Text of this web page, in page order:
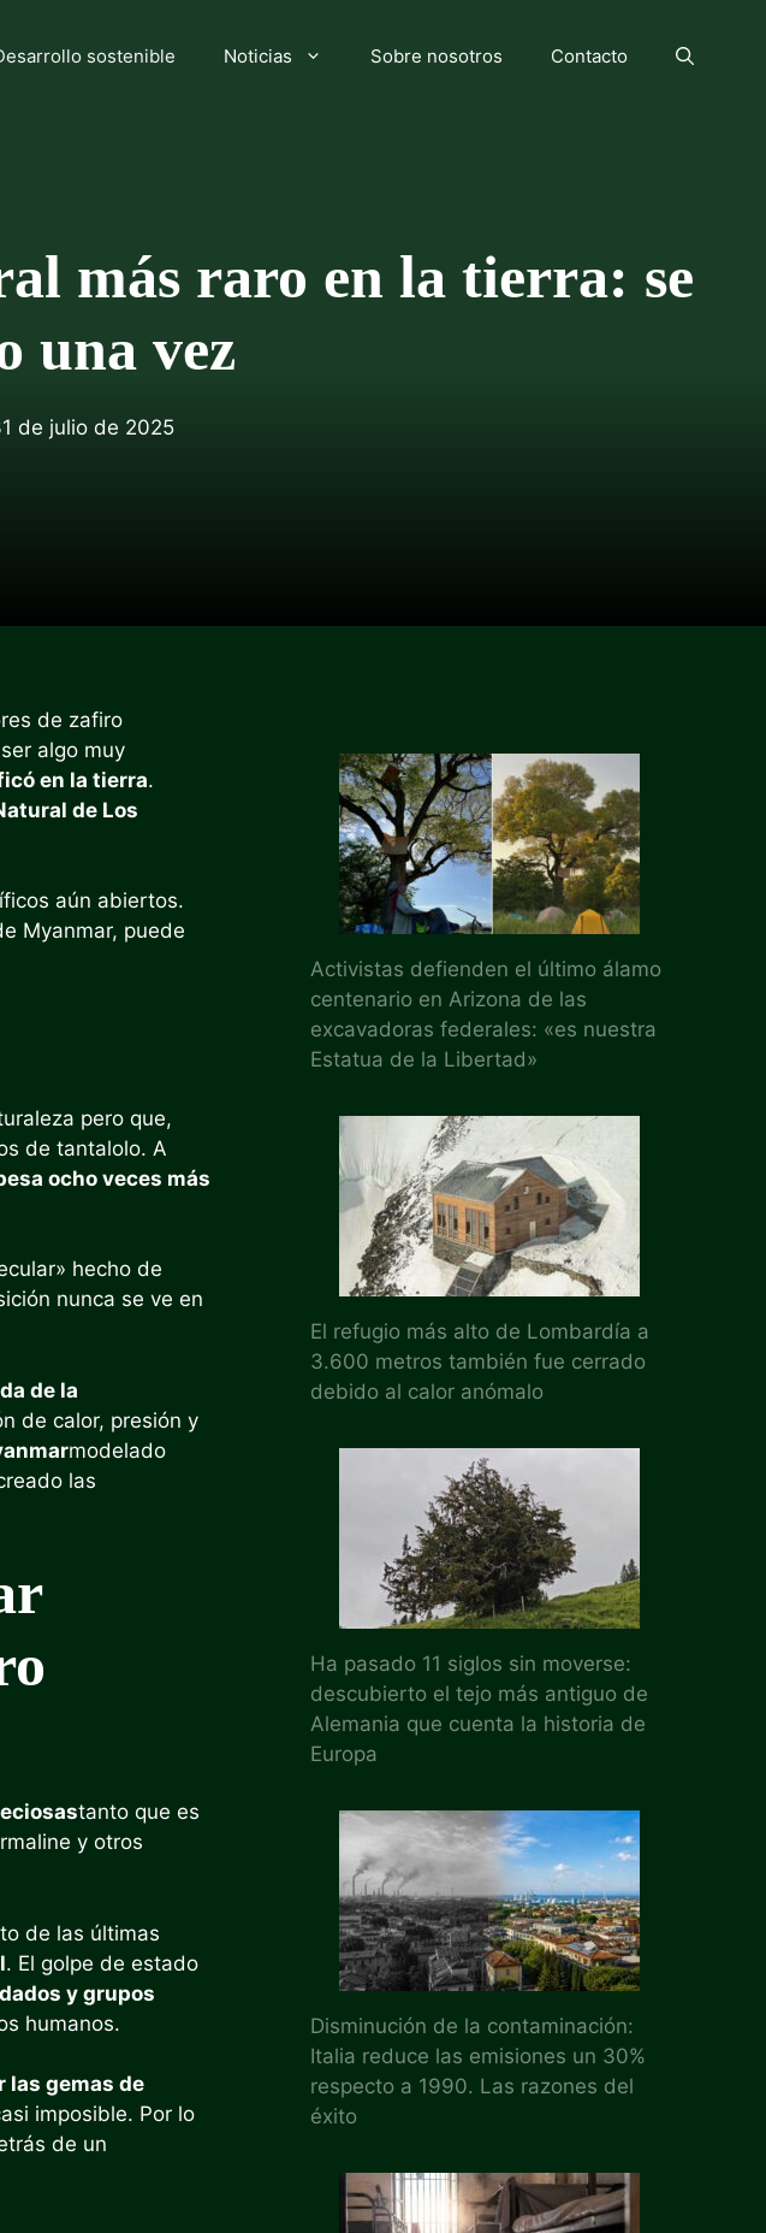
sostenible Noticias Sobre nosotros Contacto
más raro en la tierra: se
una vez
de julio de 2025
de zafiro
algo muy
en la tierra.
de Los
aún abiertos.
Myanmar, puede
pero que,
de tantalolo. A
ocho veces más
hecho de
nunca se ve en
de la
de calor, presión y
modelado
las
tanto que es
y otros
de las últimas
. El golpe de estado
y grupos
humanos.
las gemas de
imposible. Por lo
de un
Activistas defienden el último álamo
centenario en Arizona de las
excavadoras federales: «es nuestra
Estatua de la Libertad»
El refugio más alto de Lombardía a
3.600 metros también fue cerrado
debido al calor anómalo
Ha pasado 11 siglos sin moverse:
descubierto el tejo más antiguo de
Alemania que cuenta la historia de
Europa
Disminución de la contaminación:
Italia reduce las emisiones un 30%
respecto a 1990. Las razones del
éxito